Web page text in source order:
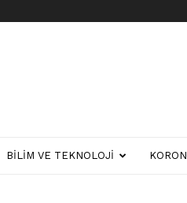
BILIM VE TEKNOLOJI